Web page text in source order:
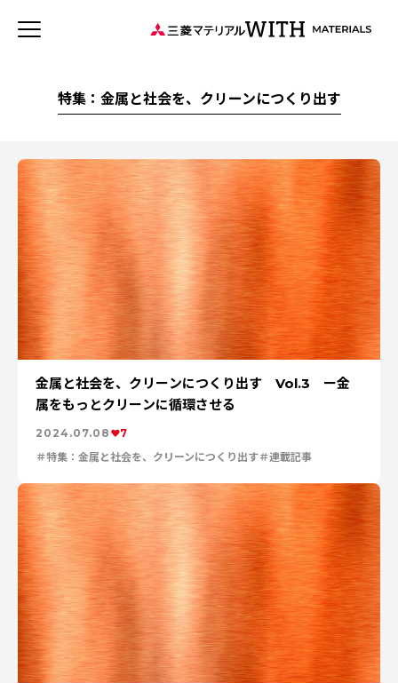
JP
新着記事連載記事 WITH MATERIALSについて
タグから探す
特集：可能性の素材「タングステン」を世界へ
事業
特集：循環に価値を。
特集：世界のものづくりの力になる
健康経営
ソザイのヒミツ
三菱マテリアルのある街を訪ねて
森とマテリアル
価値観
安全への取り組み
社会をつくる素材の力
特集：人と社会と地球のために
Rycycling
特集：自動車・半導体の進化を担う
特集：地熱発電への挑戦
特集：カーボンニュートラルに挑む
特集：都市鉱山に挑む
特集：進化する銅
電気鉛
特集：金属と社会を、クリーンにつくり出す
resource circulation
Electrolytic copper
Carbon neutrality
Our Values
特集：金属と社会を、クリーンにつくり出す
金属と社会を、クリーンにつくり出す Vol.3 ー金
属をもっとクリーンに循環させる
2024.07.08
7
特集：金属と社会を、クリーンにつくり出す
連載記事